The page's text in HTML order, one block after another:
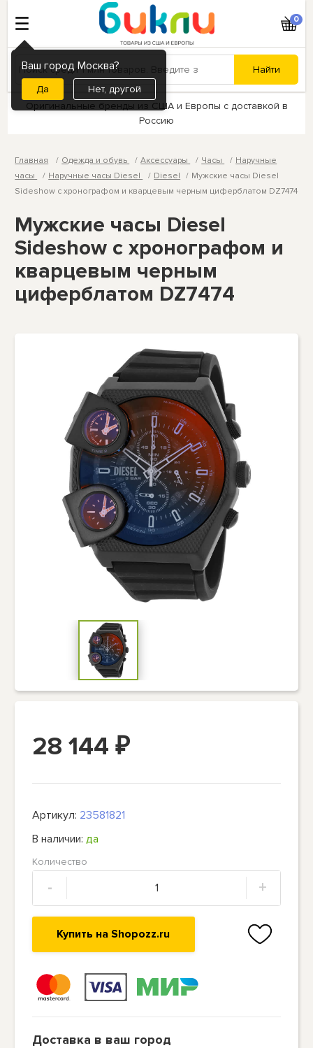
Ваш город Москва?
Нет, другой
0
Оригинальные бренды из США и Европы с доставкой в
Россию
Главная Одежда и обувь Аксессуары Часы
Наручные
часы
Наручные часы Diesel Diesel
Мужские часы Diesel
Sideshow с хронографом и кварцевым черным циферблатом DZ7474
Мужские часы Diesel
Sideshow с хронографом и
кварцевым черным
циферблатом DZ7474
28 144₽
Артикул: 23581821
В наличии:да
Количество
- +
Купить на Shopozz.ru
Доставка в ваш город